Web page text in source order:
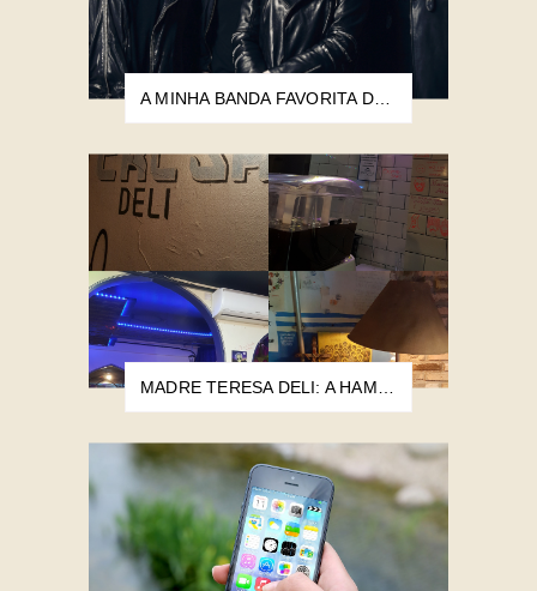
A MINHA BANDA FAVORITA DE TODOS OS TEMPOS